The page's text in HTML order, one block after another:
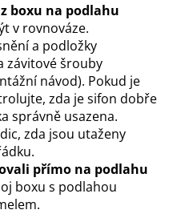
boxu na podlahu
v rovnováze.
a podložky
závitové šrouby
návod). Pokud je
zda je sifon dobře
správně usazena.
zda jsou utaženy
přímo na podlahu
boxu s podlahou